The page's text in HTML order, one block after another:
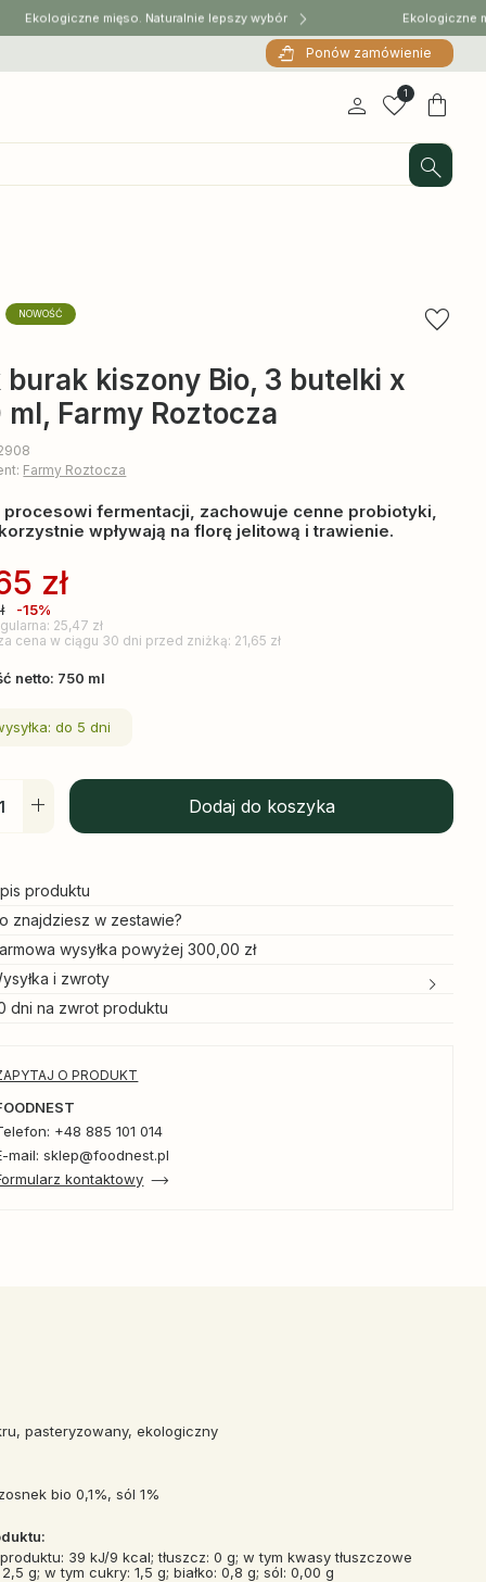
Ekologiczne mięso. Naturalnie lepszy wybór Ekologiczne
Ponów zamówienie
1
NOWOŚĆ
burak kiszony Bio, 3 butelki x
ml, Farmy Roztocza
Farmy Roztocza
procesowi fermentacji, zachowuje cenne probiotyki,
wpływają na florę jelitową i trawienie.
zł
-15%
25,47 zł
cena w ciągu 30 dni przed zniżką: 21,65 zł
netto: 750 ml
do 5 dni
Dodaj do koszyka
produktu
znajdziesz w zestawie?
wysyłka powyżej 300,00 zł
i zwroty
dni na zwrot produktu
O PRODUKT
+48 885 101 014
mail: sklep@foodnest.pl
kontaktowy
pasteryzowany, ekologiczny
bio 0,1%, sól 1%
39 kJ/9 kcal; tłuszcz: 0 g; w tym kwasy tłuszczowe
g; w tym cukry: 1,5 g; białko: 0,8 g; sól: 0,00 g